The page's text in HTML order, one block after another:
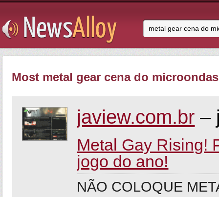
Most metal gear cena do
jaview.com.br –
Metal Gay Rising!
jogo do ano!
NÃO COLOQUE